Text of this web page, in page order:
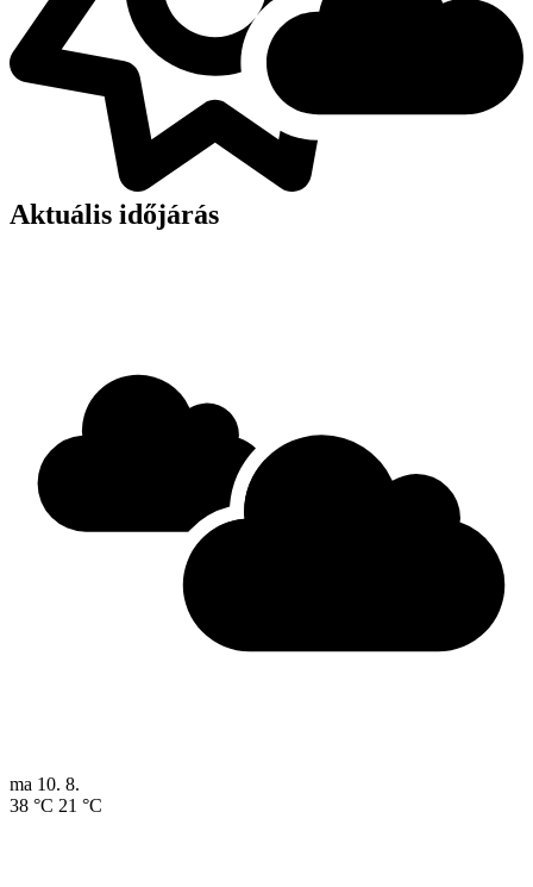
Aktuális időjárás
ma 10. 8.
38 °C 21 °C